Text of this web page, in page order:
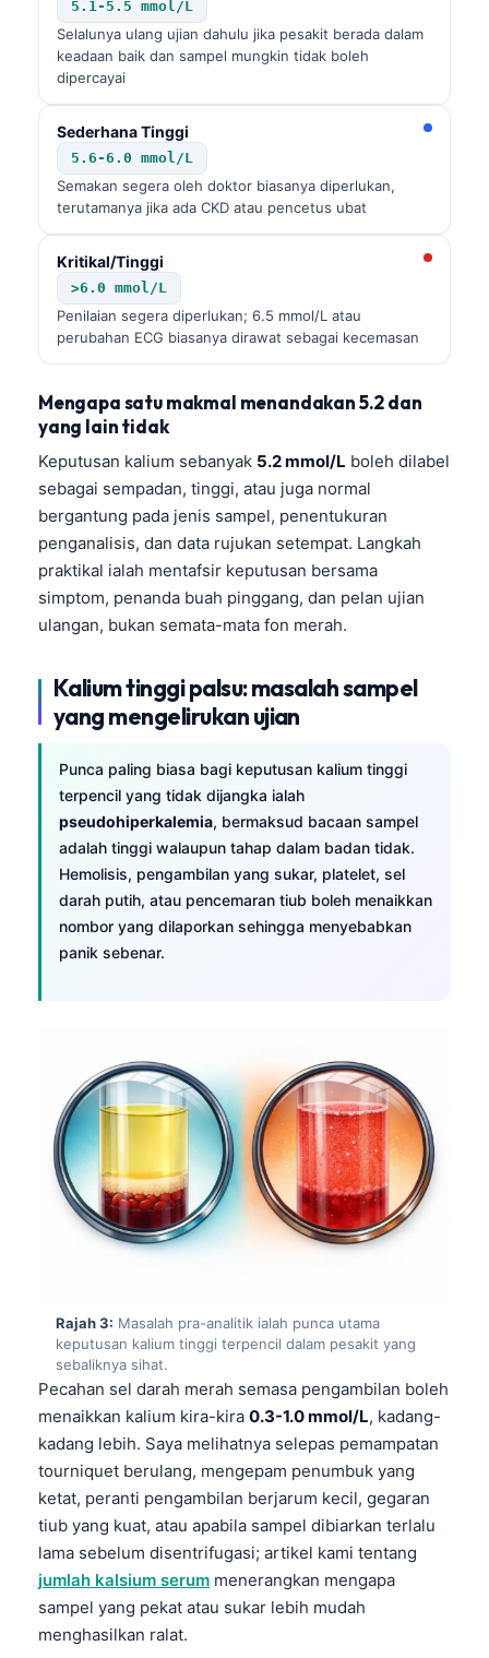
5.1-5.5 mmol/L
Selalunya ulang ujian dahulu jika pesakit berada dalam
keadaan baik dan sampel mungkin tidak boleh
dipercayai
Sederhana Tinggi
5.6-6.0 mmol/L
Semakan segera oleh doktor biasanya diperlukan,
terutamanya jika ada CKD atau pencetus ubat
Kritikal/Tinggi
>6.0 mmol/L
Penilaian segera diperlukan; 6.5 mmol/L atau
perubahan ECG biasanya dirawat sebagai kecemasan
Mengapa satu makmal menandakan 5.2 dan
yang lain tidak
Keputusan kalium sebanyak 5.2 mmol/L boleh dilabel
sebagai sempadan, tinggi, atau juga normal
bergantung pada jenis sampel, penentukuran
penganalisis, dan data rujukan setempat. Langkah
praktikal ialah mentafsir keputusan bersama
simptom, penanda buah pinggang, dan pelan ujian
ulangan, bukan semata-mata fon merah.
Kalium tinggi palsu: masalah sampel
yang mengelirukan ujian
Punca paling biasa bagi keputusan kalium tinggi
terpencil yang tidak dijangka ialah
pseudohiperkalemia, bermaksud bacaan sampel
adalah tinggi walaupun tahap dalam badan tidak.
Hemolisis, pengambilan yang sukar, platelet, sel
darah putih, atau pencemaran tiub boleh menaikkan
nombor yang dilaporkan sehingga menyebabkan
panik sebenar.
Rajah 3: Masalah pra-analitik ialah punca utama
keputusan kalium tinggi terpencil dalam pesakit yang
sebaliknya sihat.
Pecahan sel darah merah semasa pengambilan boleh
menaikkan kalium kira-kira 0.3-1.0 mmol/L, kadang-
kadang lebih. Saya melihatnya selepas pemampatan
tourniquet berulang, mengepam penumbuk yang
ketat, peranti pengambilan berjarum kecil, gegaran
tiub yang kuat, atau apabila sampel dibiarkan terlalu
lama sebelum disentrifugasi; artikel kami tentang
jumlah kalsium serum menerangkan mengapa
sampel yang pekat atau sukar lebih mudah
menghasilkan ralat.